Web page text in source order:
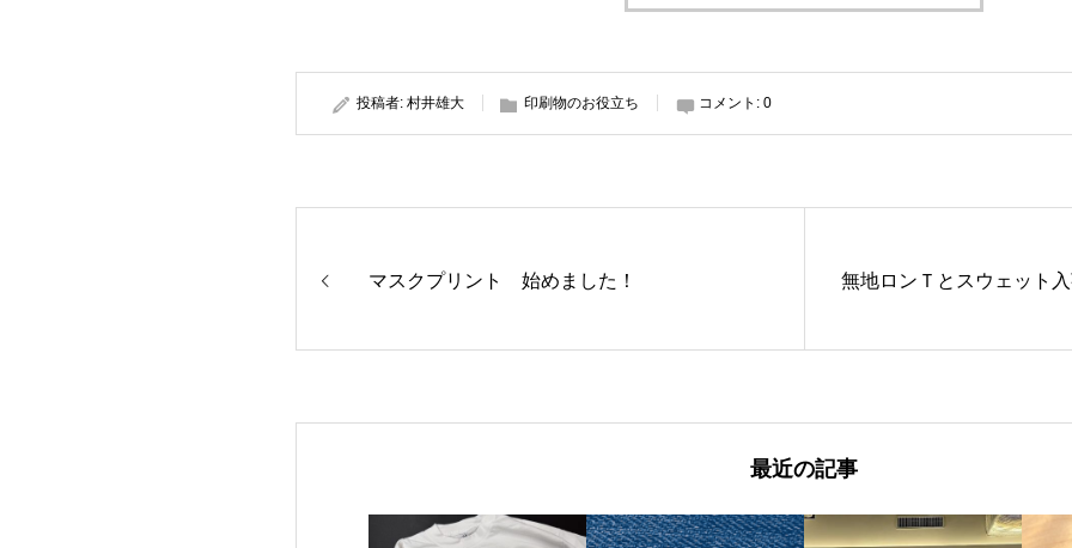
投稿者: 村井雄大 印刷物のお役立ち コメント: 0
マスクプリント 始めました！ 無地ロンＴとスウェット
最近の記事